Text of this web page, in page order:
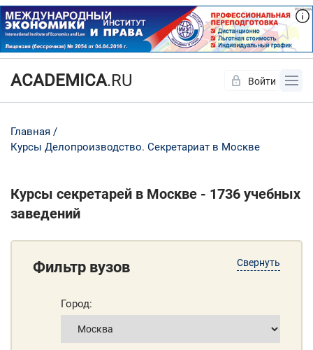
ACADEMICA.RU Войти
Главная
Курсы Делопроизводство. Секретариат в Москве
Курсы секретарей в Москве - 1736 учебных
заведений
Свернуть
Фильтр вузов
Город:
Да Нет